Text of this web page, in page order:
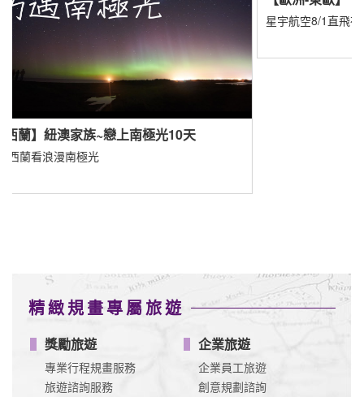
星宇航空8/1直飛布拉格
精緻規畫專屬旅遊
獎勵旅遊
專業行程規畫服務
旅遊諮詢服務
企業旅遊
企業員工旅遊
創意規劃諮詢